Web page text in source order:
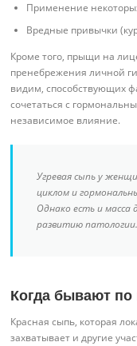
Применение
Вредные привычки
Кроме того, прыщи на
пренебрежения личной
видим, способствующих
сочетаться с
независимое влияние.
Угревая сыпь у
циклом и
Однако есть и масса
развитию патологии.
Когда бывают по
Красная сыпь, которая
захватывает и другие